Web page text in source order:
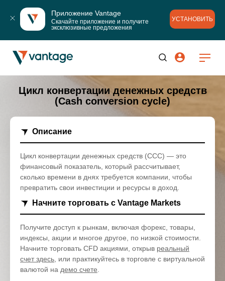
Приложение Vantage
Скачайте приложение и получите
эксклюзивные предложения
УСТАНОВИТЬ
Цикл конвертации денежных средств
(Cash conversion cycle)
Описание
Цикл конвертации денежных средств (CCC) — это
финансовый показатель, который рассчитывает,
сколько времени в днях требуется компании, чтобы
превратить свои инвестиции и ресурсы в доход.
Начните торговать с Vantage Markets
Получите доступ к рынкам, включая форекс, товары,
индексы, акции и многое другое, по низкой стоимости.
Начните торговать CFD акциями, открыв реальный
счет здесь , или практикуйтесь в торговле с виртуальной
валютой на демо счете